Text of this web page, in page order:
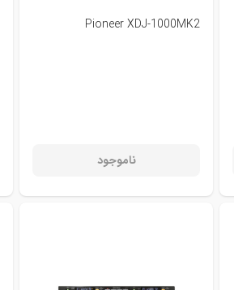
Pioneer XDJ-1000MK2
ناموجود